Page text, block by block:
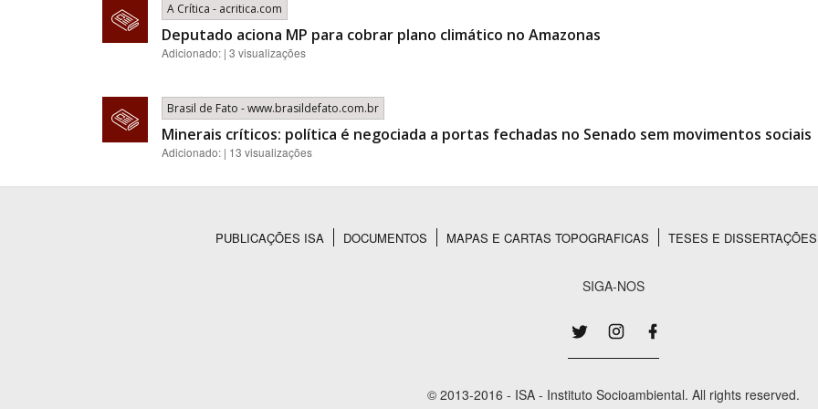
A Crítica - acritica.com
Deputado aciona MP para cobrar plano climático no Amazonas
Adicionado: | 3 visualizações
Brasil de Fato - www.brasildefato.com.br
Minerais críticos: política é negociada a portas fechadas no Senado sem movimentos sociais
Adicionado: | 13 visualizações
PUBLICAÇÕES ISA DOCUMENTOS MAPAS E CARTAS TOPOGRAFICAS TESES E DISSERTAÇÕES
SIGA-NOS
© 2013-2016 - ISA - Instituto Socioambiental. All rights reserved.